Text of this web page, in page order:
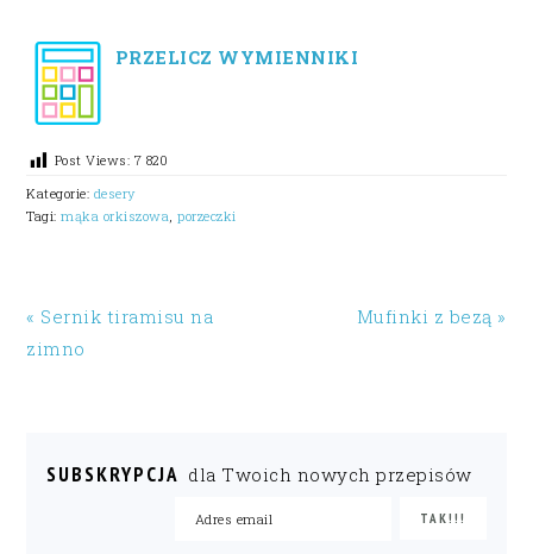
PRZELICZ WYMIENNIKI
Post Views: 7 820
Kategorie: desery
Tagi:mąka orkiszowa ,porzeczki
« Sernik tiramisu na
zimno
Mufinki z bezą »
SUBSKRYPCJA dla Twoich nowych przepisów